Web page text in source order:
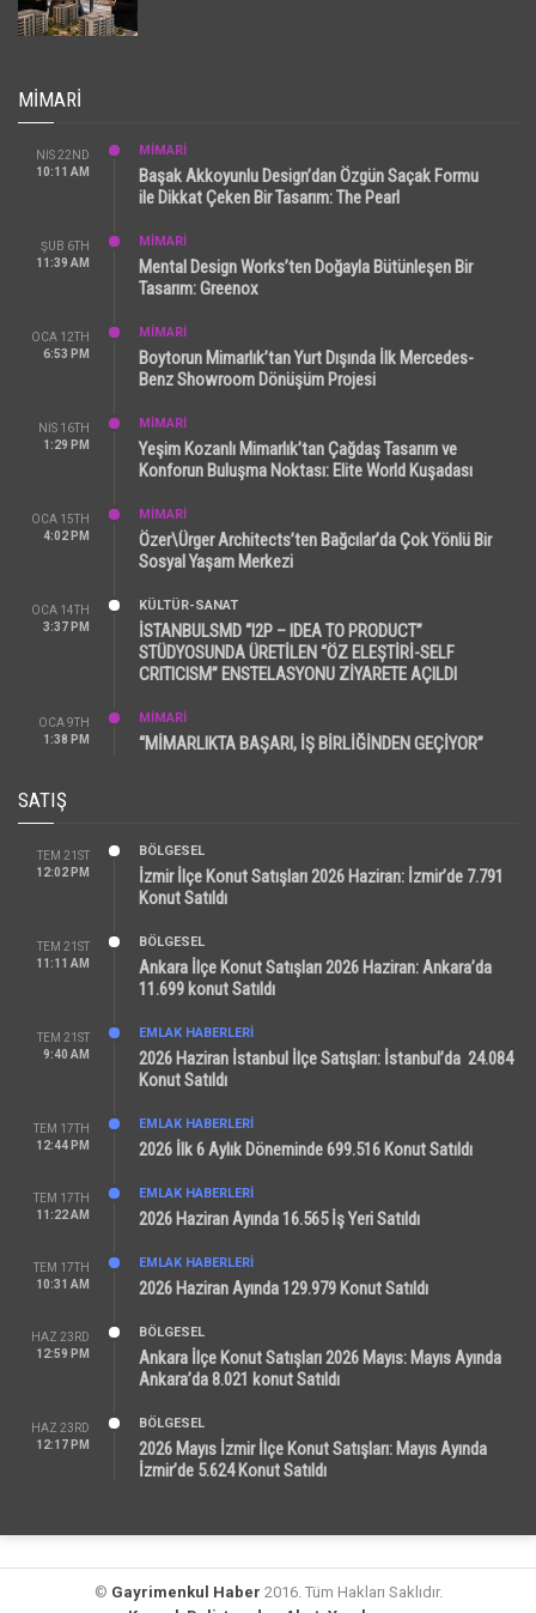
MIMARI
NIS 22ND
10:11 AM
MİMARİ
Başak Akkoyunlu Design’dan Özgün Saçak Formu
ile Dikkat Çeken Bir Tasarım: The Pearl
ŞUB 6TH
11:39 AM
MİMARİ
Mental Design Works’ten Doğayla Bütünleşen Bir
Tasarım: Greenox
OCA 12TH
6:53 PM
MİMARİ
Boytorun Mimarlık’tan Yurt Dışında İlk Mercedes-
Benz Showroom Dönüşüm Projesi
NIS 16TH
1:29 PM
MİMARİ
Yeşim Kozanlı Mimarlık’tan Çağdaş Tasarım ve
Konforun Buluşma Noktası: Elite World Kuşadası
OCA 15TH
4:02 PM
MİMARİ
Özer\Ürger Architects’ten Bağcılar’da Çok Yönlü Bir
Sosyal Yaşam Merkezi
OCA 14TH
3:37 PM
KÜLTÜR-SANAT
İSTANBULSMD “I2P – IDEA TO PRODUCT”
STÜDYOSUNDA ÜRETİLEN “ÖZ ELEŞTİRİ-SELF
CRITICISM” ENSTELASYONU ZİYARETE AÇILDI
OCA 9TH
1:38 PM
MİMARİ
“MİMARLIKTA BAŞARI, İŞ BİRLİĞİNDEN GEÇİYOR”
SATIŞ
TEM 21ST
12:02 PM
BÖLGESEL
İzmir İlçe Konut Satışları 2026 Haziran: İzmir’de 7.791
Konut Satıldı
TEM 21ST
11:11 AM
BÖLGESEL
Ankara İlçe Konut Satışları 2026 Haziran: Ankara’da
11.699 konut Satıldı
TEM 21ST
9:40 AM
EMLAK HABERLERI
2026 Haziran İstanbul İlçe Satışları: İstanbul’da 24.084
Konut Satıldı
TEM 17TH
12:44 PM
EMLAK HABERLERI
2026 İlk 6 Aylık Döneminde 699.516 Konut Satıldı
TEM 17TH
11:22 AM
EMLAK HABERLERI
2026 Haziran Ayında 16.565 İş Yeri Satıldı
TEM 17TH
10:31 AM
EMLAK HABERLERI
2026 Haziran Ayında 129.979 Konut Satıldı
HAZ 23RD
12:59 PM
BÖLGESEL
Ankara İlçe Konut Satışları 2026 Mayıs: Mayıs Ayında
Ankara’da 8.021 konut Satıldı
HAZ 23RD
12:17 PM
BÖLGESEL
2026 Mayıs İzmir İlçe Konut Satışları: Mayıs Ayında
İzmir’de 5.624 Konut Satıldı
© Gayrimenkul Haber 2016. Tüm Hakları Saklıdır.